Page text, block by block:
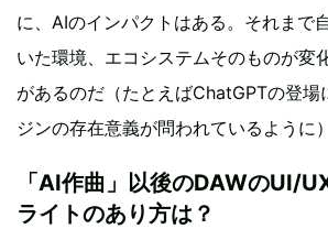
に、AIのインパクトはある。それまで
いた環境、エコシステムそのものが変
があるのだ（たとえばChatGPTの登場
ジンの存在意義が問われているように）
「AI作曲」以後のDAWのUI/
ライトのあり方は？